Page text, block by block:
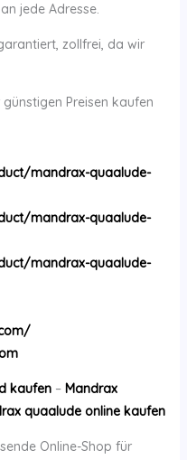
jede Adresse.
zollfrei, da wir
Preisen kaufen
mandrax-quaalude-
mandrax-quaalude-
mandrax-quaalude-
kaufen– Mandrax
quaalude online kaufen
Online-Shop für